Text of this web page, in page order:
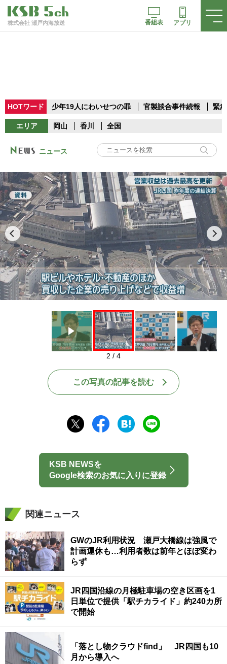
株式会社 瀬戸内海放送 番組表 アプリ
HOTワード 少年19人にわいせつの罪 官製談合事件続報 緊
エリア 岡山 香川 全国
ニュース
Play
2 / 4
この写真の記事を読む
KSB NEWSを
Google検索のお気に入りに登録
関連ニュース
GWのJR利用状況 瀬戸大橋線は強風で
計画運休も…利用者数は前年とほぼ変わ
らず
JR四国沿線の月極駐車場の空き区画を1
日単位で提供「駅チカライド」約240カ所
で開始
「落とし物クラウドfind」 JR四国も10
月から導入へ